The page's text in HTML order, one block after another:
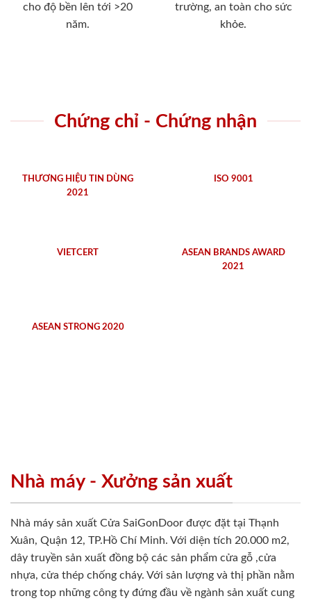
cho độ bền lên tới >20
năm.
trường, an toàn cho sức
khỏe.
Chứng chỉ - Chứng nhận
THƯƠNG HIỆU TIN DÙNG
2021
ISO 9001
VIETCERT
ASEAN BRANDS AWARD
2021
ASEAN STRONG 2020
Nhà máy - Xưởng sản xuất
Nhà máy sản xuất Cửa SaiGonDoor được đặt tại Thạnh
Xuân, Quận 12, TP.Hồ Chí Minh. Với diện tích 20.000 m2,
dây truyền sản xuất đồng bộ các sản phẩm cửa gỗ ,cửa
nhựa, cửa thép chống cháy. Với sản lượng và thị phần nằm
trong top những công ty đứng đầu về ngành sản xuất cung